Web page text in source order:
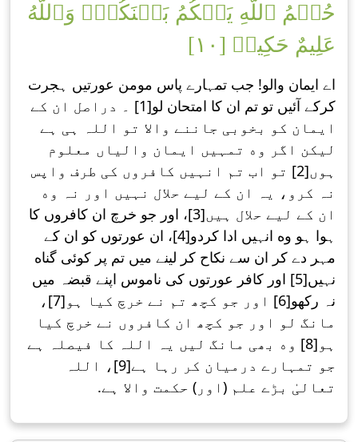
حُكۡمُ ٱللَّهِ يَحۡكُمُ بَيۡنَكُمۡۖ وَٱللَّهُ
عَلِيمٌ حَكِيمٞ [١٠]
اے ایمان والو! جب تمہارے پاس مومن عورتیں ہجرت
کرکے آئیں تو تم ان کا امتحان لو[1] ۔ دراصل ان کے
ایمان کو بخوبی جاننے واﻻ تو اللہ ہی ہے
لیکن اگر وه تمہیں ایمان والیاں معلوم
ہوں[2] تو اب تم انہیں کافروں کی طرف واپس
نہ کرو، یہ ان کے لیے حلال نہیں اور نہ وه
ان کے لیے حلال ہیں[3]، اور جو خرچ ان کافروں کا
ہوا ہو وه انہیں ادا کردو[4]، ان عورتوں کو ان کے
مہر دے کر ان سے نکاح کر لینے میں تم پر کوئی گناه
نہیں[5] اور کافر عورتوں کی ناموس اپنے قبضہ میں
نہ رکھو[6] اور جو کچھ تم نے خرچ کیا ہو[7]،
مانگ لو اور جو کچھ ان کافروں نے خرچ کیا
ہو[8] وه بھی مانگ لیں یہ اللہ کا فیصلہ ہے
جو تمہارے درمیان کر رہا ہے[9]، اللہ
تعالیٰ بڑے علم (اور) حکمت واﻻ ہے.